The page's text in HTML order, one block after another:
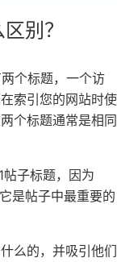
别？
个标题，一个访
索引您的网站时使
个标题通常是相同
子标题，因为
是帖子中最重要的
么的，并吸引他们